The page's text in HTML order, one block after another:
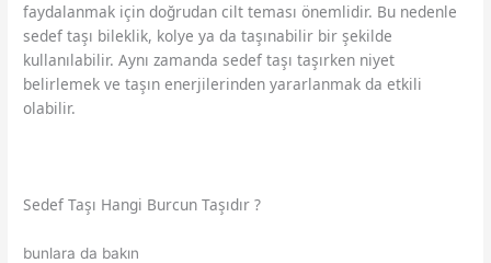
faydalanmak için doğrudan cilt teması önemlidir. Bu nedenle
sedef taşı bileklik, kolye ya da taşınabilir bir şekilde
kullanılabilir. Aynı zamanda sedef taşı taşırken niyet
belirlemek ve taşın enerjilerinden yararlanmak da etkili
olabilir.
Sedef Taşı Hangi Burcun Taşıdır ?
bunlara da bakın